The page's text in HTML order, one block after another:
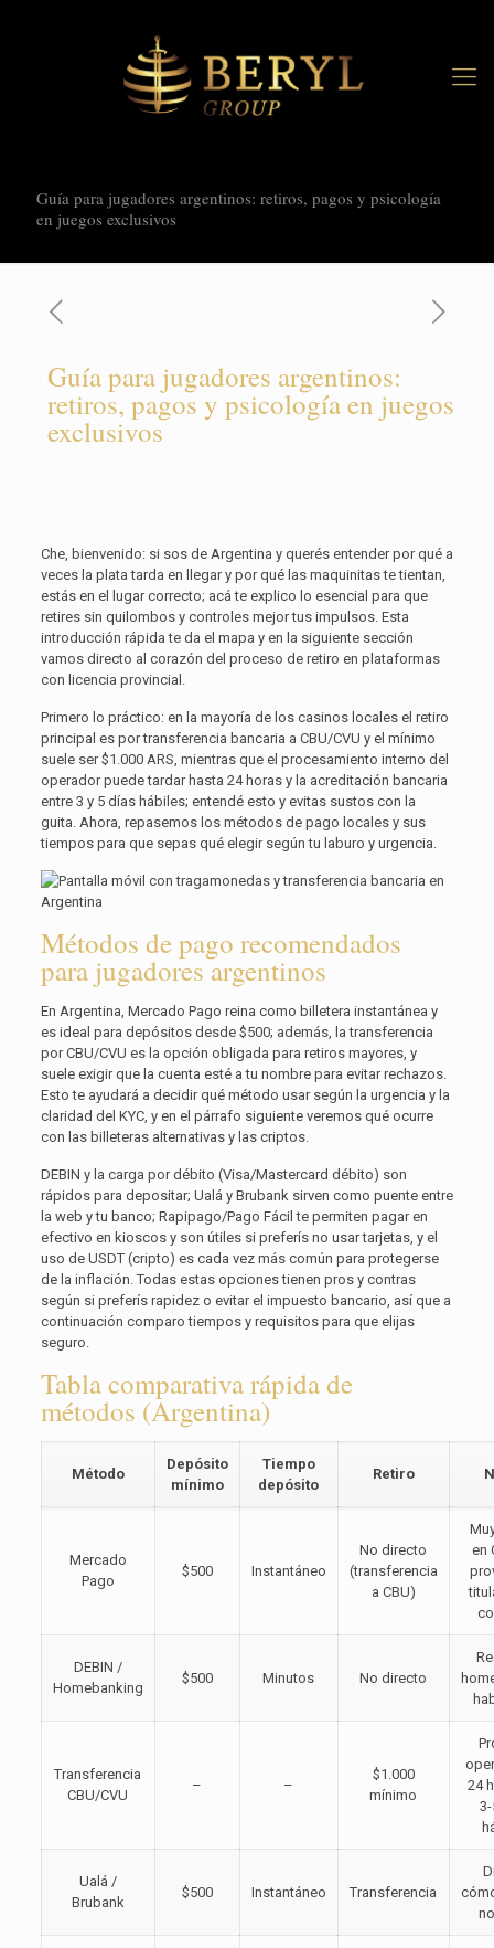
Guía para jugadores argentinos: retiros, pagos y psicología
en juegos exclusivos
Guía para jugadores argentinos:
retiros, pagos y psicología en juegos
exclusivos
Che, bienvenido: si sos de Argentina y querés entender por qué a
veces la plata tarda en llegar y por qué las maquinitas te tientan,
estás en el lugar correcto; acá te explico lo esencial para que
retires sin quilombos y controles mejor tus impulsos. Esta
introducción rápida te da el mapa y en la siguiente sección
vamos directo al corazón del proceso de retiro en plataformas
con licencia provincial.
Primero lo práctico: en la mayoría de los casinos locales el retiro
principal es por transferencia bancaria a CBU/CVU y el mínimo
suele ser $1.000 ARS, mientras que el procesamiento interno del
operador puede tardar hasta 24 horas y la acreditación bancaria
entre 3 y 5 días hábiles; entendé esto y evitas sustos con la
guita. Ahora, repasemos los métodos de pago locales y sus
tiempos para que sepas qué elegir según tu laburo y urgencia.
Métodos de pago recomendados
para jugadores argentinos
En Argentina, Mercado Pago reina como billetera instantánea y
es ideal para depósitos desde $500; además, la transferencia
por CBU/CVU es la opción obligada para retiros mayores, y
suele exigir que la cuenta esté a tu nombre para evitar rechazos.
Esto te ayudará a decidir qué método usar según la urgencia y la
claridad del KYC, y en el párrafo siguiente veremos qué ocurre
con las billeteras alternativas y las criptos.
DEBIN y la carga por débito (Visa/Mastercard débito) son
rápidos para depositar; Ualá y Brubank sirven como puente entre
la web y tu banco; Rapipago/Pago Fácil te permiten pagar en
efectivo en kioscos y son útiles si preferís no usar tarjetas, y el
uso de USDT (cripto) es cada vez más común para protegerse
de la inflación. Todas estas opciones tienen pros y contras
según si preferís rapidez o evitar el impuesto bancario, así que a
continuación comparo tiempos y requisitos para que elijas
seguro.
Tabla comparativa rápida de
métodos (Argentina)
Método
Depósito
mínimo
Tiempo
depósito
Retiro
Mercado
Pago
$500 Instantáneo
No directo
(transferencia
a CBU)
en
DEBIN /
Homebanking
$500 Minutos No directo
Transferencia
CBU/CVU
– –
$1.000
mínimo
24
Ualá /
Brubank
$500 Instantáneo Transferencia